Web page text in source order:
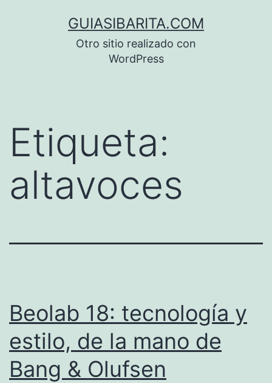
GUIASIBARITA.COM
Otro sitio realizado con
WordPress
Etiqueta:
altavoces
Beolab 18: tecnología y
estilo, de la mano de
Bang & Olufsen